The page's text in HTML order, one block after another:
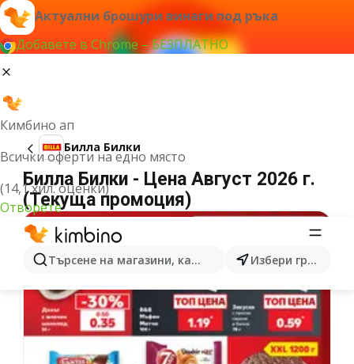
Актуални брошури винаги под ръка
Добавете в Chrome – БЕЗПЛАТНО
Кимбино ап
Всички оферти на едно място
(14,1 хил. оценки)
Отворете
Търсене на магазини, категории, продукти...Избери град
Билла Билки
Билла Билки - Цена Август 2026 г.
(Текуща промоция)